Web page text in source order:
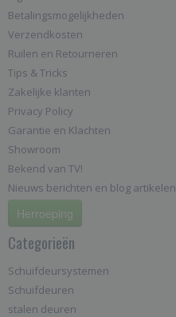
Betalingsmogelijkheden
Verzendkosten
Ruilen en Retourneren
Tips & Tricks
Zakelijke klanten
Privacy Policy
Garantie en Klachten
Showroom
Bekend van TV!
Nieuws berichten en blog artikelen
Herroeping
Categorieën
Schuifdeursystemen
Schuifdeuren
stalen deuren